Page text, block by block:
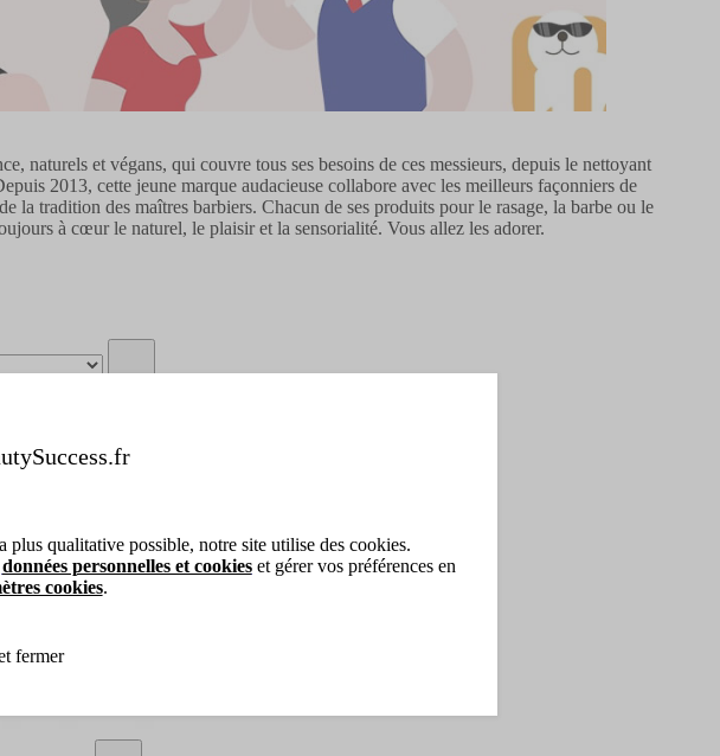
et végans, qui couvre tous ses besoins de ces messieurs, depuis le nettoyant
2013, cette jeune marque audacieuse collabore avec les meilleurs façonniers de
la tradition des maîtres barbiers. Chacun de ses produits pour le rasage, la barbe ou le
à cœur le naturel, le plaisir et la sensorialité. Vous allez les adorer.
plus qualitative possible, notre site utilise des cookies.
données personnelles et cookieset gérer vos préférences en
cookies.
fermer